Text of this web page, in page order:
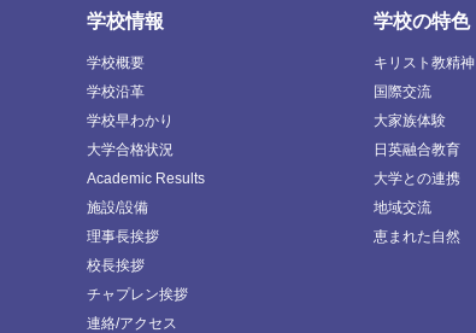
学校情報
学校概要
学校沿革
学校早わかり
大学合格状況
Academic Results
施設/設備
理事長挨拶
校長挨拶
チャプレン挨拶
連絡/アクセス
学校の特色
キリスト教精神
国際交流
大家族体験
日英融合教育
大学との連携
地域交流
恵まれた自然